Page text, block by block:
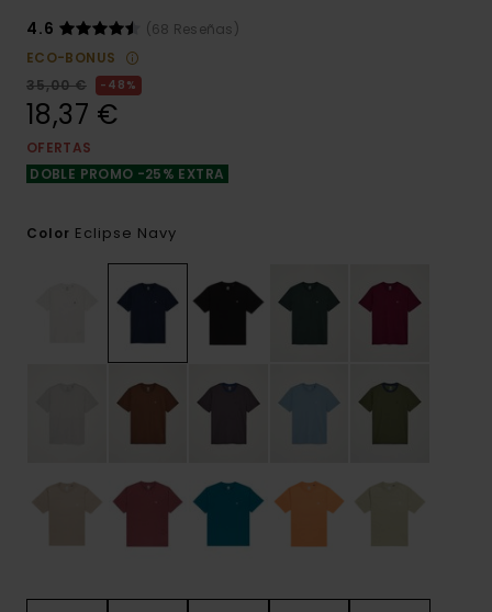
4.6
(68 Reseñas)
ECO-BONUS
35,00 €
48%
18,37 €
OFERTAS
DOBLE PROMO -25% EXTRA
Color Eclipse Navy